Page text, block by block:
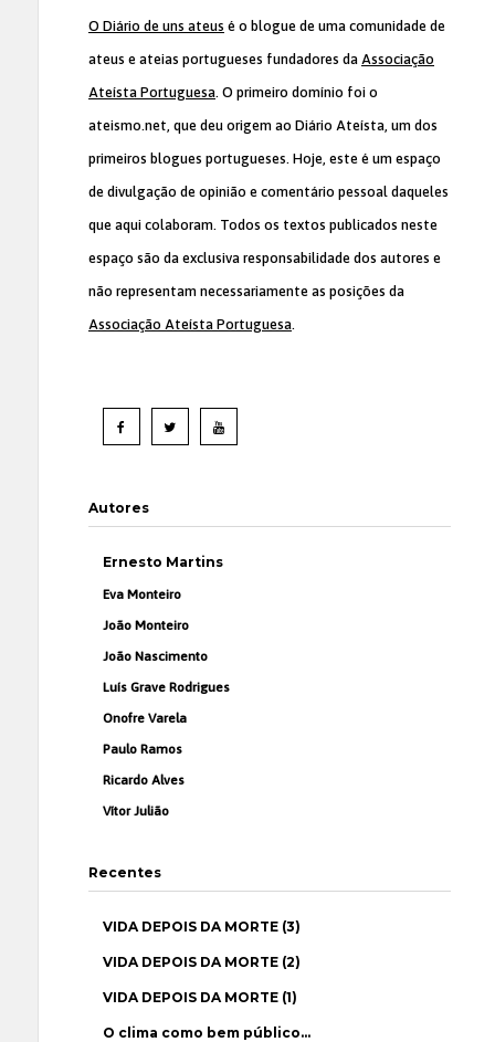
O Diário de uns ateus é o blogue de uma comunidade de
ateus e ateias portugueses fundadores da Associação
Ateísta Portuguesa. O primeiro domínio foi o
ateismo.net, que deu origem ao Diário Ateísta, um dos
primeiros blogues portugueses. Hoje, este é um espaço
de divulgação de opinião e comentário pessoal daqueles
que aqui colaboram. Todos os textos publicados neste
espaço são da exclusiva responsabilidade dos autores e
não representam necessariamente as posições da
Associação Ateísta Portuguesa.
Autores
Ernesto Martins
Eva Monteiro
João Monteiro
João Nascimento
Luís Grave Rodrigues
Onofre Varela
Paulo Ramos
Ricardo Alves
Vítor Julião
Recentes
VIDA DEPOIS DA MORTE (3)
VIDA DEPOIS DA MORTE (2)
VIDA DEPOIS DA MORTE (1)
O clima como bem público…